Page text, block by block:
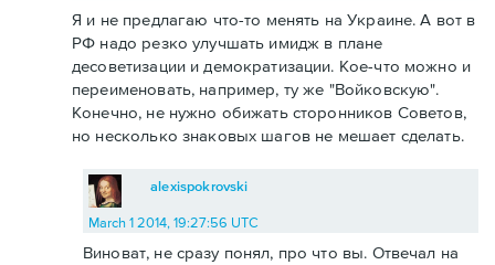
Я и не предлагаю что-то менять на Украине. А вот в
РФ надо резко улучшать имидж в плане
десоветизации и демократизации. Кое-что можно и
переименовать, например, ту же "Войковскую".
Конечно, не нужно обижать сторонников Советов,
но несколько знаковых шагов не мешает сделать.
alexispokrovski
March 1 2014, 19:27:56 UTC
Виноват, не сразу понял, про что вы. Отвечал на